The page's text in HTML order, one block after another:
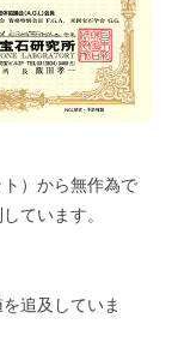
）から無作為で
ています。
追及していま